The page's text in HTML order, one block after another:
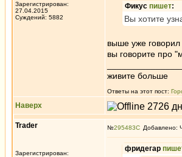
Зарегистрирован:
27.04.2015
Суждений: 5882
Фикус пишет:
Вы хотите
выше уже
вы говорите про
живите больше
Ответы на этот пост:
Наверх
Trader
Зарегистрирован:
№295483 Добавлено:
фридегар